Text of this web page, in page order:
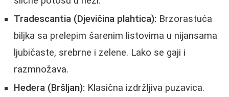
Tradescantia (Djevičina plahtica): Brzorastuća
biljka sa prelepim šarenim listovima u nijansama
ljubičaste, srebrne i zelene. Lako se gaji i
razmnožava.
Hedera (Bršljan): Klasična izdržljiva puzavica.